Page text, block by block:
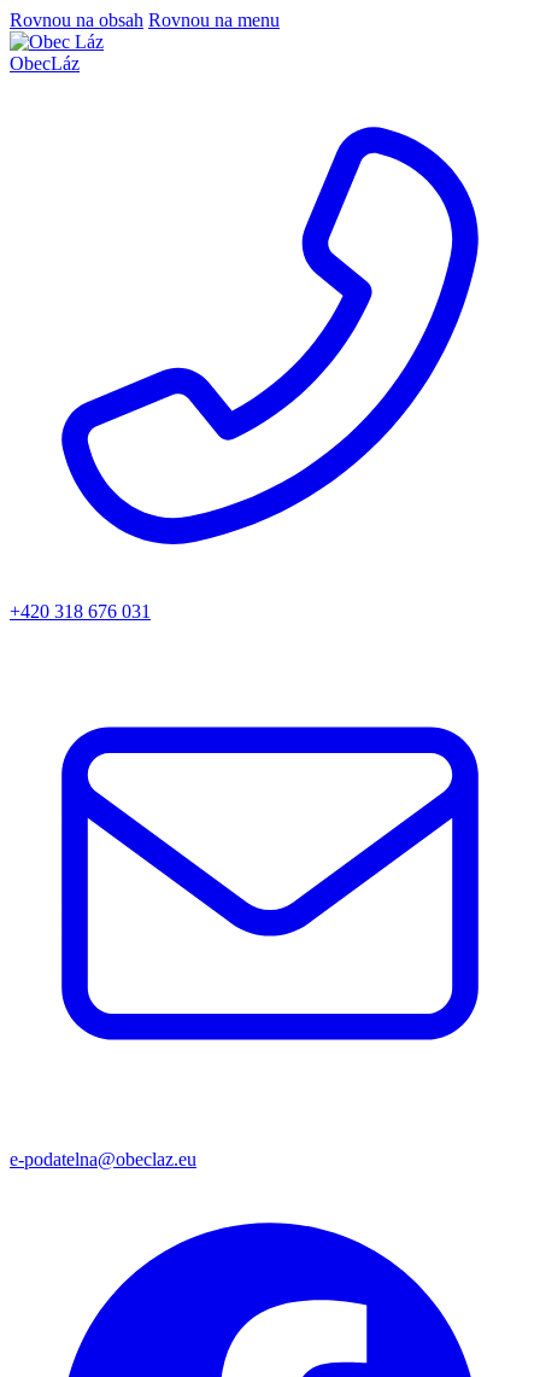
Rovnou na obsah Rovnou na menu
ObecLáz
+420 318 676 031
e-podatelna@obeclaz.eu